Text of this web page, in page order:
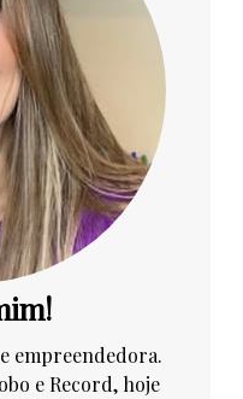
empreendedora.
e Record, hoje